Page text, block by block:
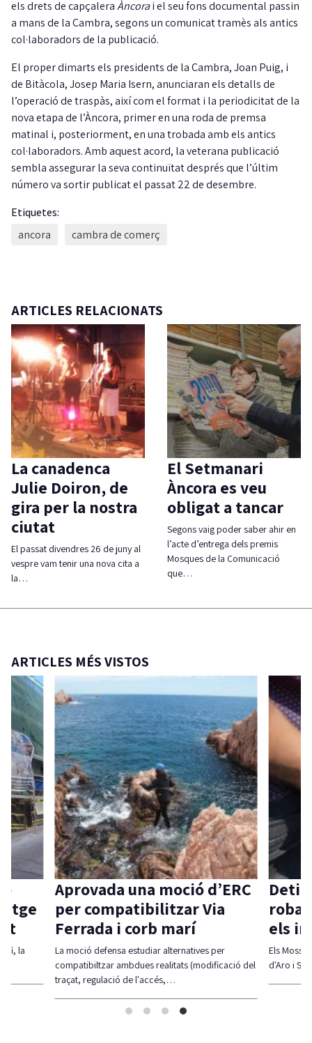
els drets de capçaleraÀncorai el seu fons documental passin
a mans de la Cambra, segons un comunicat tramès als antics
col·laboradors de la publicació.
El proper dimarts els presidents de la Cambra, Joan Puig, i
de Bitàcola, Josep Maria Isern, anunciaran els detalls de
l’operació de traspàs, així com el format i la periodicitat de la
nova etapa de l’Àncora, primer en una roda de premsa
matinal i, posteriorment, en una trobada amb els antics
col·laboradors. Amb aquest acord, la veterana publicació
sembla assegurar la seva continuïtat després que l’últim
número va sortir publicat el passat 22 de desembre.
Etiquetes:
ancora
cambra de comerç
ARTICLES RELACIONATS
La canadenca
Julie Doiron, de
gira per la nostra
ciutat
El passat divendres 26 de juny al
vespre vam tenir una nova cita a
la…
El Setmanari
Àncora es veu
obligat a tancar
Segons vaig poder saber ahir en
l’acte d’entrega dels premis
Mosques de la Comunicació
que…
ARTICLES MÉS VISTOS
els
Els
d'Aro i
fi, la
Aprovada una moció d’ERC
per compatibilitzar Via
Ferrada i corb marí
La moció defensa estudiar alternatives per
compatibiltzar ambdues realitats (modificació del
traçat, regulació de l'accés,…